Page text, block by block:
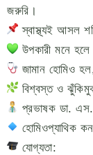
জরুরি।
স্বাস্থ্যই আসল
উপকারী মনে
জামান হোমিও
বিশ্বস্ত ও
প্রভাষক ডা. এস.
হোমিওপ্যাথিক
যোগ্যতা: